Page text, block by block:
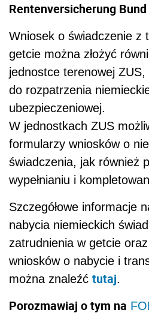
Rentenversicherung
Wniosek o świadczenie z
getcie można złożyć
jednostce terenowej
do rozpatrzenia
ubezpieczeniowej.
W jednostkach ZUS
formularzy wniosków o
świadczenia, jak również
wypełnianiu i
Szczegółowe informacje
nabycia niemieckich
zatrudnienia w getcie
wniosków o nabycie i
można znaleźć tutaj.
Porozmawiaj o tym na